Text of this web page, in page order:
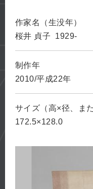
作家名（生没年）
桜井 貞子 1929-
制作年
2010/平成22年
サイズ（高×径、ま
172.5×128.0